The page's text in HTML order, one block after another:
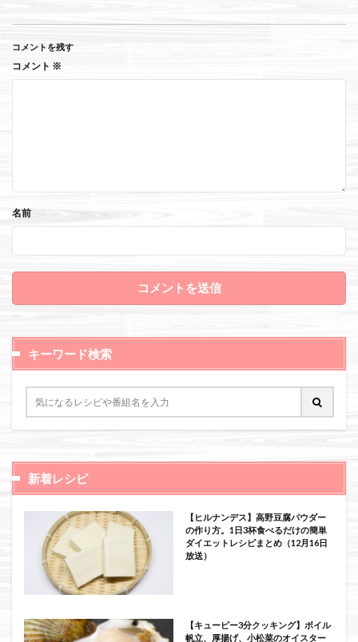
コメントを残す
コメント ※
名前
キーワード検索
新着レシピ
【ヒルナンデス】高野豆腐パウダー
の作り方。1日3杯食べるだけの簡単
ダイエットレシピまとめ（12月16日
放送）
【キューピー3分クッキング】ボイル
帆立、厚揚げ、小松菜のオイスター